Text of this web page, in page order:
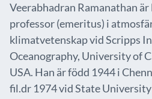
Veerabhadran Ramanathan
professor (emeritus) i
klimatvetenskap vid Scripps
Oceanography, University of
USA. Han är född 1944 i
fil.dr 1974 vid State University